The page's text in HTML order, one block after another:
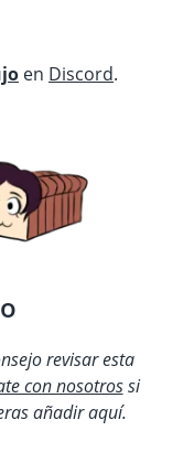
en Discord.
revisar esta
con nosotrossi
añadir aquí.